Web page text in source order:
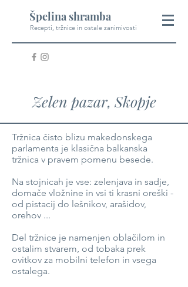
Špelina shramba
Recepti, tržnice in ostale zanimivosti
Zelen pazar, Skopje
Tržnica čisto blizu makedonskega
parlamenta je klasična balkanska
tržnica v pravem pomenu besede.
Na stojnicah je vse: zelenjava in sadje,
domače vložnine in vsi ti krasni oreški -
od pistacij do lešnikov, arašidov,
orehov ...
Del tržnice je namenjen oblačilom in
ostalim stvarem, od tobaka prek
ovitkov za mobilni telefon in vsega
ostalega.